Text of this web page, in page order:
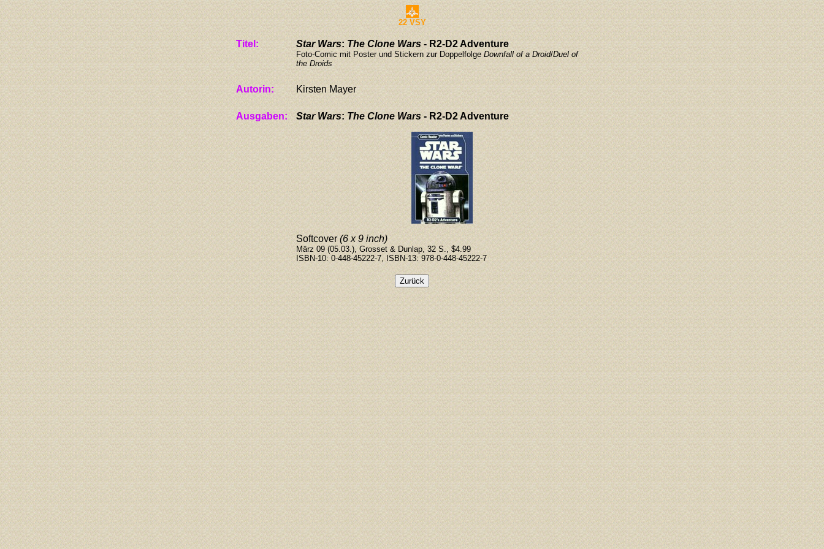
22 VSY
Titel: Star Wars:The Clone Wars- R2-D2 Adventure
Foto-Comic mit Poster und Stickern zur DoppelfolgeDownfall of a Droid/Duel of
the Droids
Autorin: Kirsten Mayer
Ausgaben: Star Wars:The Clone Wars- R2-D2 Adventure
Softcover (6 x 9 inch)
März 09 (05.03.), Grosset & Dunlap, 32 S., $4.99
ISBN-10: 0-448-45222-7, ISBN-13: 978-0-448-45222-7